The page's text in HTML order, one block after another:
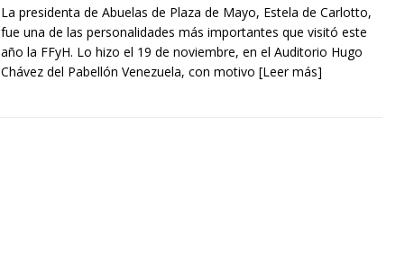
La presidenta de Abuelas de Plaza de Mayo, Estela de Carlotto,
fue una de las personalidades más importantes que visitó este
año la FFyH. Lo hizo el 19 de noviembre, en el Auditorio Hugo
Chávez del Pabellón Venezuela, con motivo [Leer más]